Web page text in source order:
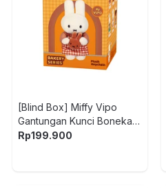
[Blind Box] Miffy Vipo
Gantungan Kunci Boneka
Plush Bakery
Rp199.900